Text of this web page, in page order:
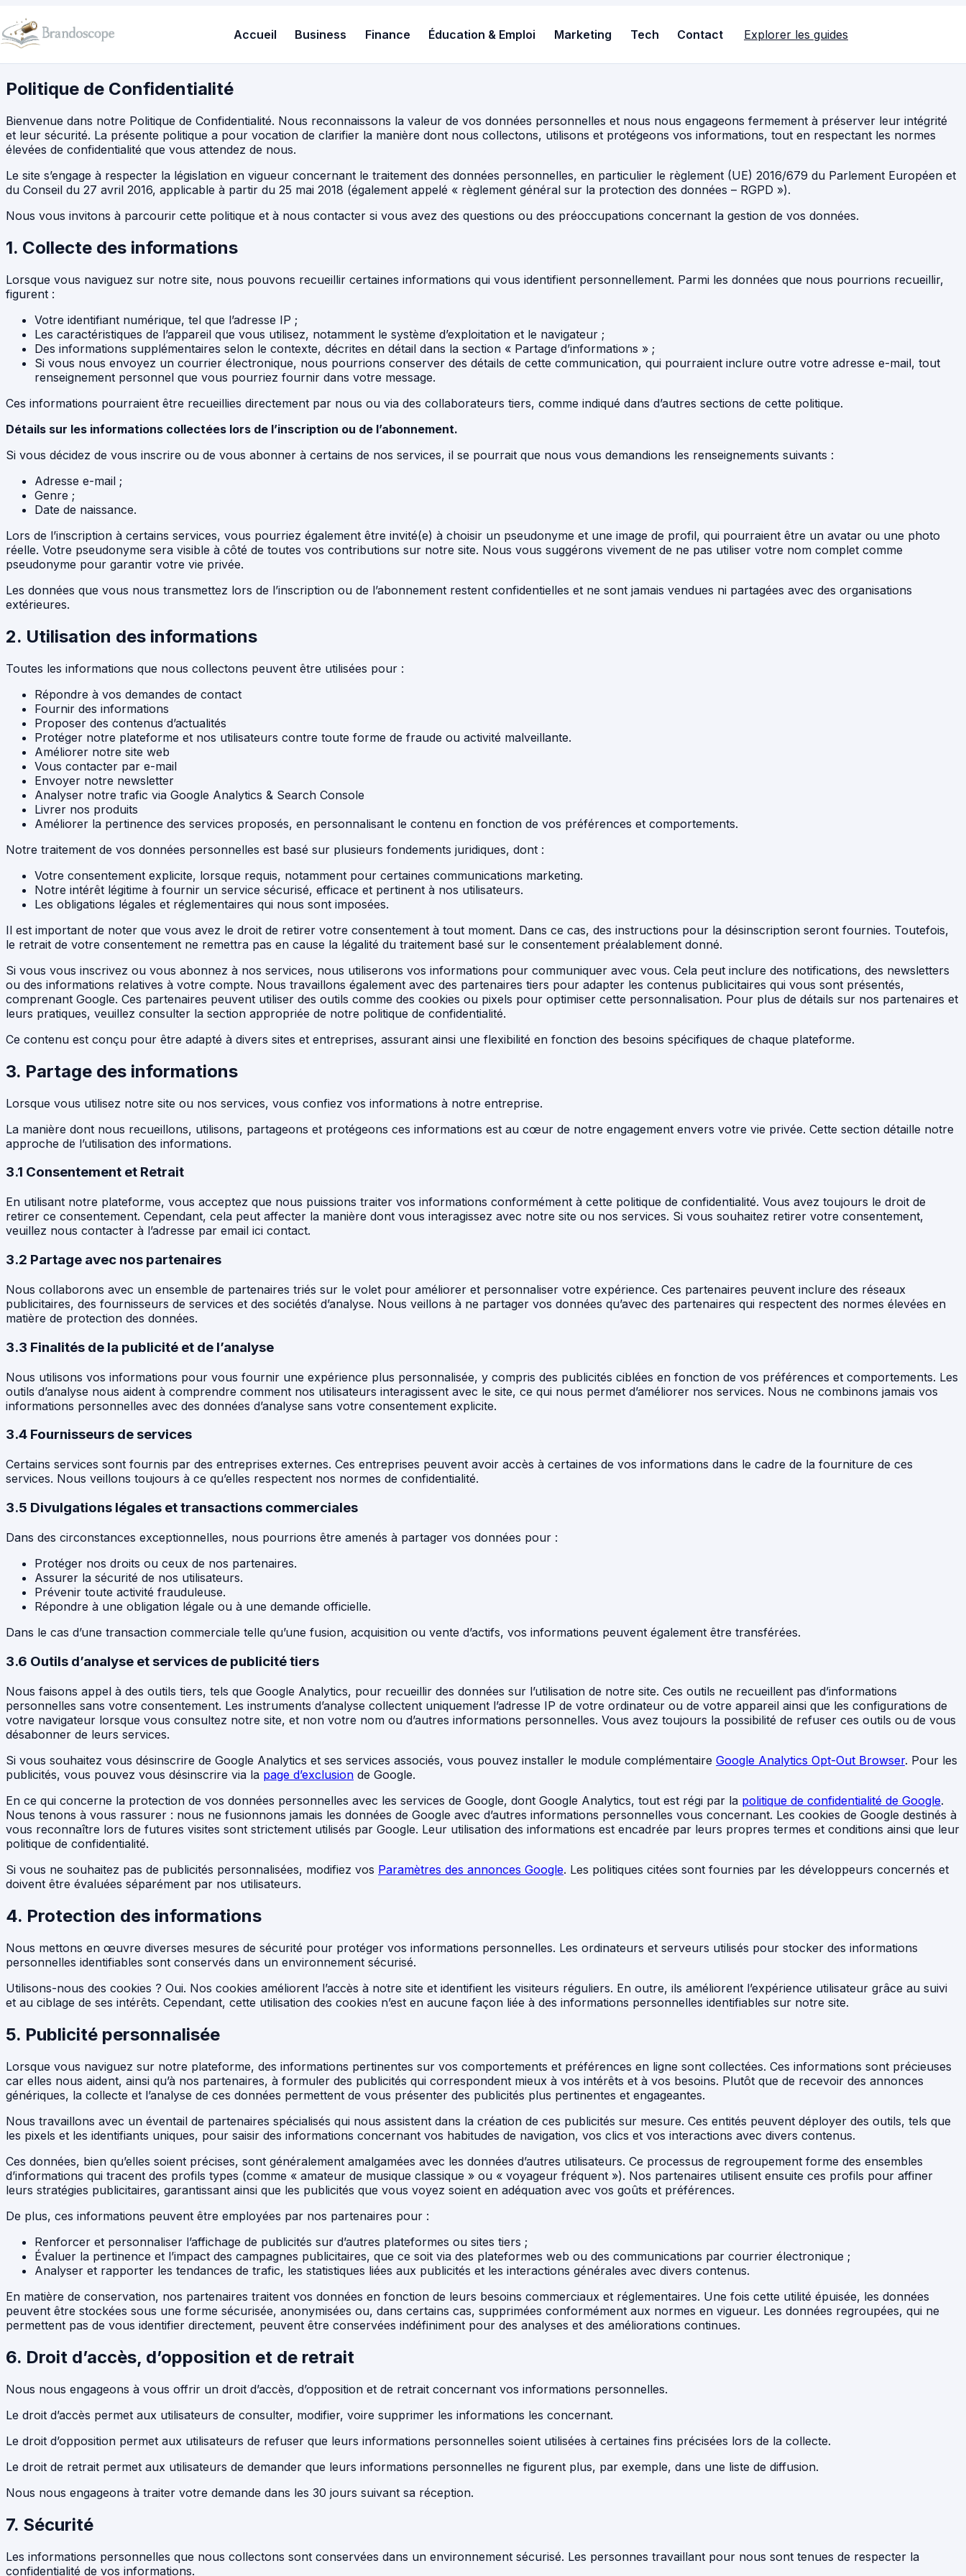
Accueil Business Finance Éducation & Emploi Marketing Tech Contact Explorer les guides
Politique de Confidentialité
Bienvenue dans notre Politique de Confidentialité. Nous reconnaissons la valeur de vos données personnelles et nous nous engageons fermement à préserver leur intégrité
et leur sécurité. La présente politique a pour vocation de clarifier la manière dont nous collectons, utilisons et protégeons vos informations, tout en respectant les normes
élevées de confidentialité que vous attendez de nous.
Le site s’engage à respecter la législation en vigueur concernant le traitement des données personnelles, en particulier le règlement (UE) 2016/679 du Parlement Européen et
du Conseil du 27 avril 2016, applicable à partir du 25 mai 2018 (également appelé « règlement général sur la protection des données – RGPD »).
Nous vous invitons à parcourir cette politique et à nous contacter si vous avez des questions ou des préoccupations concernant la gestion de vos données.
1. Collecte des informations
Lorsque vous naviguez sur notre site, nous pouvons recueillir certaines informations qui vous identifient personnellement. Parmi les données que nous pourrions recueillir,
figurent :
Votre identifiant numérique, tel que l’adresse IP ;
Les caractéristiques de l’appareil que vous utilisez, notamment le système d’exploitation et le navigateur ;
Des informations supplémentaires selon le contexte, décrites en détail dans la section « Partage d’informations » ;
Si vous nous envoyez un courrier électronique, nous pourrions conserver des détails de cette communication, qui pourraient inclure outre votre adresse e-mail, tout
renseignement personnel que vous pourriez fournir dans votre message.
Ces informations pourraient être recueillies directement par nous ou via des collaborateurs tiers, comme indiqué dans d’autres sections de cette politique.
Détails sur les informations collectées lors de l’inscription ou de l’abonnement.
Si vous décidez de vous inscrire ou de vous abonner à certains de nos services, il se pourrait que nous vous demandions les renseignements suivants :
Adresse e-mail ;
Genre ;
Date de naissance.
Lors de l’inscription à certains services, vous pourriez également être invité(e) à choisir un pseudonyme et une image de profil, qui pourraient être un avatar ou une photo
réelle. Votre pseudonyme sera visible à côté de toutes vos contributions sur notre site. Nous vous suggérons vivement de ne pas utiliser votre nom complet comme
pseudonyme pour garantir votre vie privée.
Les données que vous nous transmettez lors de l’inscription ou de l’abonnement restent confidentielles et ne sont jamais vendues ni partagées avec des organisations
extérieures.
2. Utilisation des informations
Toutes les informations que nous collectons peuvent être utilisées pour :
Répondre à vos demandes de contact
Fournir des informations
Proposer des contenus d’actualités
Protéger notre plateforme et nos utilisateurs contre toute forme de fraude ou activité malveillante.
Améliorer notre site web
Vous contacter par e-mail
Envoyer notre newsletter
Analyser notre trafic via Google Analytics & Search Console
Livrer nos produits
Améliorer la pertinence des services proposés, en personnalisant le contenu en fonction de vos préférences et comportements.
Notre traitement de vos données personnelles est basé sur plusieurs fondements juridiques, dont :
Votre consentement explicite, lorsque requis, notamment pour certaines communications marketing.
Notre intérêt légitime à fournir un service sécurisé, efficace et pertinent à nos utilisateurs.
Les obligations légales et réglementaires qui nous sont imposées.
Il est important de noter que vous avez le droit de retirer votre consentement à tout moment. Dans ce cas, des instructions pour la désinscription seront fournies. Toutefois,
le retrait de votre consentement ne remettra pas en cause la légalité du traitement basé sur le consentement préalablement donné.
Si vous vous inscrivez ou vous abonnez à nos services, nous utiliserons vos informations pour communiquer avec vous. Cela peut inclure des notifications, des newsletters
ou des informations relatives à votre compte. Nous travaillons également avec des partenaires tiers pour adapter les contenus publicitaires qui vous sont présentés,
comprenant Google. Ces partenaires peuvent utiliser des outils comme des cookies ou pixels pour optimiser cette personnalisation. Pour plus de détails sur nos partenaires et
leurs pratiques, veuillez consulter la section appropriée de notre politique de confidentialité.
Ce contenu est conçu pour être adapté à divers sites et entreprises, assurant ainsi une flexibilité en fonction des besoins spécifiques de chaque plateforme.
3. Partage des informations
Lorsque vous utilisez notre site ou nos services, vous confiez vos informations à notre entreprise.
La manière dont nous recueillons, utilisons, partageons et protégeons ces informations est au cœur de notre engagement envers votre vie privée. Cette section détaille notre
approche de l’utilisation des informations.
3.1 Consentement et Retrait
En utilisant notre plateforme, vous acceptez que nous puissions traiter vos informations conformément à cette politique de confidentialité. Vous avez toujours le droit de
retirer ce consentement. Cependant, cela peut affecter la manière dont vous interagissez avec notre site ou nos services. Si vous souhaitez retirer votre consentement,
veuillez nous contacter à l’adresse par email ici contact.
3.2 Partage avec nos partenaires
Nous collaborons avec un ensemble de partenaires triés sur le volet pour améliorer et personnaliser votre expérience. Ces partenaires peuvent inclure des réseaux
publicitaires, des fournisseurs de services et des sociétés d’analyse. Nous veillons à ne partager vos données qu’avec des partenaires qui respectent des normes élevées en
matière de protection des données.
3.3 Finalités de la publicité et de l’analyse
Nous utilisons vos informations pour vous fournir une expérience plus personnalisée, y compris des publicités ciblées en fonction de vos préférences et comportements. Les
outils d’analyse nous aident à comprendre comment nos utilisateurs interagissent avec le site, ce qui nous permet d’améliorer nos services. Nous ne combinons jamais vos
informations personnelles avec des données d’analyse sans votre consentement explicite.
3.4 Fournisseurs de services
Certains services sont fournis par des entreprises externes. Ces entreprises peuvent avoir accès à certaines de vos informations dans le cadre de la fourniture de ces
services. Nous veillons toujours à ce qu’elles respectent nos normes de confidentialité.
3.5 Divulgations légales et transactions commerciales
Dans des circonstances exceptionnelles, nous pourrions être amenés à partager vos données pour :
Protéger nos droits ou ceux de nos partenaires.
Assurer la sécurité de nos utilisateurs.
Prévenir toute activité frauduleuse.
Répondre à une obligation légale ou à une demande officielle.
Dans le cas d’une transaction commerciale telle qu’une fusion, acquisition ou vente d’actifs, vos informations peuvent également être transférées.
3.6 Outils d’analyse et services de publicité tiers
Nous faisons appel à des outils tiers, tels que Google Analytics, pour recueillir des données sur l’utilisation de notre site. Ces outils ne recueillent pas d’informations
personnelles sans votre consentement. Les instruments d’analyse collectent uniquement l’adresse IP de votre ordinateur ou de votre appareil ainsi que les configurations de
votre navigateur lorsque vous consultez notre site, et non votre nom ou d’autres informations personnelles. Vous avez toujours la possibilité de refuser ces outils ou de vous
désabonner de leurs services.
Si vous souhaitez vous désinscrire de Google Analytics et ses services associés, vous pouvez installer le module complémentaire Google Analytics Opt-Out Browser. Pour les
publicités, vous pouvez vous désinscrire via la page d’exclusion de Google.
En ce qui concerne la protection de vos données personnelles avec les services de Google, dont Google Analytics, tout est régi par la politique de confidentialité de Google.
Nous tenons à vous rassurer : nous ne fusionnons jamais les données de Google avec d’autres informations personnelles vous concernant. Les cookies de Google destinés à
vous reconnaître lors de futures visites sont strictement utilisés par Google. Leur utilisation des informations est encadrée par leurs propres termes et conditions ainsi que leur
politique de confidentialité.
Si vous ne souhaitez pas de publicités personnalisées, modifiez vos Paramètres des annonces Google. Les politiques citées sont fournies par les développeurs concernés et
doivent être évaluées séparément par nos utilisateurs.
4. Protection des informations
Nous mettons en œuvre diverses mesures de sécurité pour protéger vos informations personnelles. Les ordinateurs et serveurs utilisés pour stocker des informations
personnelles identifiables sont conservés dans un environnement sécurisé.
Utilisons-nous des cookies ? Oui. Nos cookies améliorent l’accès à notre site et identifient les visiteurs réguliers. En outre, ils améliorent l’expérience utilisateur grâce au suivi
et au ciblage de ses intérêts. Cependant, cette utilisation des cookies n’est en aucune façon liée à des informations personnelles identifiables sur notre site.
5. Publicité personnalisée
Lorsque vous naviguez sur notre plateforme, des informations pertinentes sur vos comportements et préférences en ligne sont collectées. Ces informations sont précieuses
car elles nous aident, ainsi qu’à nos partenaires, à formuler des publicités qui correspondent mieux à vos intérêts et à vos besoins. Plutôt que de recevoir des annonces
génériques, la collecte et l’analyse de ces données permettent de vous présenter des publicités plus pertinentes et engageantes.
Nous travaillons avec un éventail de partenaires spécialisés qui nous assistent dans la création de ces publicités sur mesure. Ces entités peuvent déployer des outils, tels que
les pixels et les identifiants uniques, pour saisir des informations concernant vos habitudes de navigation, vos clics et vos interactions avec divers contenus.
Ces données, bien qu’elles soient précises, sont généralement amalgamées avec les données d’autres utilisateurs. Ce processus de regroupement forme des ensembles
d’informations qui tracent des profils types (comme « amateur de musique classique » ou « voyageur fréquent »). Nos partenaires utilisent ensuite ces profils pour affiner
leurs stratégies publicitaires, garantissant ainsi que les publicités que vous voyez soient en adéquation avec vos goûts et préférences.
De plus, ces informations peuvent être employées par nos partenaires pour :
Renforcer et personnaliser l’affichage de publicités sur d’autres plateformes ou sites tiers ;
Évaluer la pertinence et l’impact des campagnes publicitaires, que ce soit via des plateformes web ou des communications par courrier électronique ;
Analyser et rapporter les tendances de trafic, les statistiques liées aux publicités et les interactions générales avec divers contenus.
En matière de conservation, nos partenaires traitent vos données en fonction de leurs besoins commerciaux et réglementaires. Une fois cette utilité épuisée, les données
peuvent être stockées sous une forme sécurisée, anonymisées ou, dans certains cas, supprimées conformément aux normes en vigueur. Les données regroupées, qui ne
permettent pas de vous identifier directement, peuvent être conservées indéfiniment pour des analyses et des améliorations continues.
6. Droit d’accès, d’opposition et de retrait
Nous nous engageons à vous offrir un droit d’accès, d’opposition et de retrait concernant vos informations personnelles.
Le droit d’accès permet aux utilisateurs de consulter, modifier, voire supprimer les informations les concernant.
Le droit d’opposition permet aux utilisateurs de refuser que leurs informations personnelles soient utilisées à certaines fins précisées lors de la collecte.
Le droit de retrait permet aux utilisateurs de demander que leurs informations personnelles ne figurent plus, par exemple, dans une liste de diffusion.
Nous nous engageons à traiter votre demande dans les 30 jours suivant sa réception.
7. Sécurité
Les informations personnelles que nous collectons sont conservées dans un environnement sécurisé. Les personnes travaillant pour nous sont tenues de respecter la
confidentialité de vos informations.